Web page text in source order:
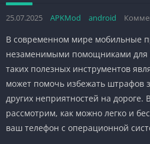
25.07.2025 APKMod android
В современном мире мобильные
незаменимыми помощниками для
таких полезных инструментов
может помочь избежать штрафов
других неприятностей на дороге.
рассмотрим, как можно легко и
ваш телефон с операционной